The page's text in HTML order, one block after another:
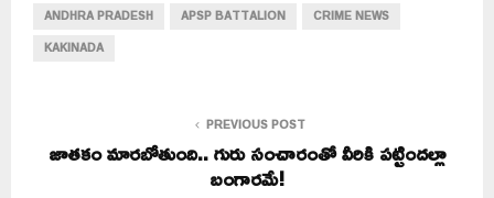
ANDHRA PRADESH APSP BATTALION
CRIME NEWS
KAKINADA
PREVIOUS POST
జాతకం మారబోతుంది.. గురు సంచారంతో వీరికి పట్టిందల్లా
బంగారమే!